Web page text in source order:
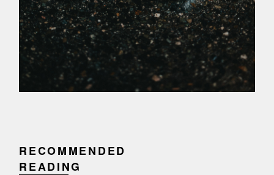
RECOMMENDED
READING